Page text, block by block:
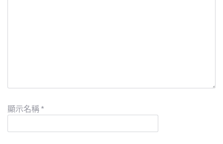
顯示名稱 *